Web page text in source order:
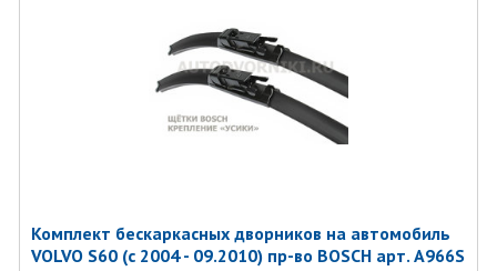
Комплект бескаркаcных дворников на автомобиль
VOLVO S60 (с 2004 - 09.2010) пр-во BOSCH арт. A966S